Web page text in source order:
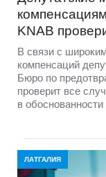
KNAB
В связи с
компенсаций
Бюро по
проверит все
в
ЛАТГАЛИЯ